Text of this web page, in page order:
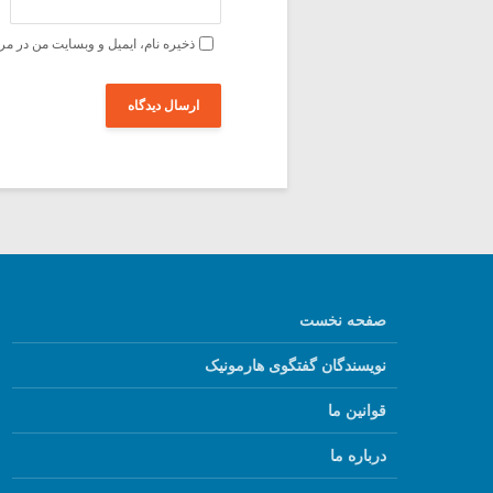
ذخیره نام، ایمیل و وبسایت من در
صفحه نخست
نویسندگان گفتگوی هارمونیک
قوانین ما
درباره ما